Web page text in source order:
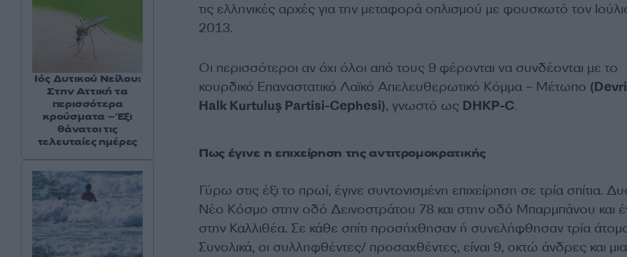
τις ελληνικές αρχές για την μεταφορά οπλισμού με φουσκωτό τον
2013.
Οι περισσότεροι αν όχι όλοι από τους 9 φέρονται να συνδέονται με το
κουρδικό Eπαναστατικό Λαϊκό Aπελευθερωτικό Κόμμα – Mέτωπο
Halk Kurtuluş Partisi-Cephesi), γνωστό ως DHKP-C.
Πως έγινε η επιχείρηση της αντιτρομοκρατικής
Γύρω στις έξι το πρωί, έγινε συντονισμένη επιχείρηση σε τρία σπίτια.
Νέο Κόσμο στην οδό Δεινοστράτου 78 και στην οδό Μπαρμπάνου και
στην Καλλιθέα. Σε κάθε σπίτι προσήχθησαν ή συνελήφθησαν τρία
Συνολικά, οι συλληφθέντες/ προσαχθέντες, είναι 9, οκτώ άνδρες και μια
Ιός Δυτικού Νείλου:
Στην Αττική τα
περισσότερα
κρούσματα – Έξι
θάνατοι τις
τελευταίες ημέρες